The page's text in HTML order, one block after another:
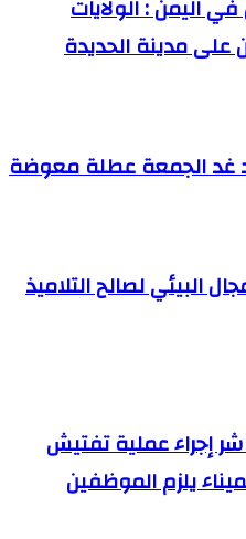
اليمن : الولايات
على مدينة الحديدة
غد الجمعة عطلة معوضة
البيئي لصالح التلاميذ
إجراء عملية تفتيش
يلزم الموظفين